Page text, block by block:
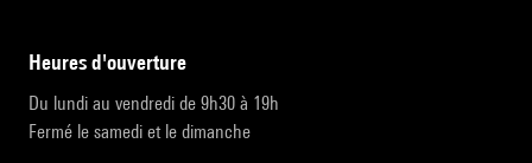
heures d'ouverture
Du lundi au vendredi de 9h30 à 19h
Fermé le samedi et le dimanche